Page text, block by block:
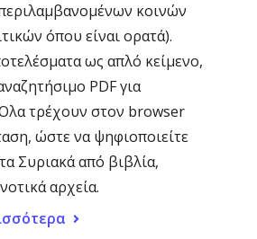
κοινών
όπου είναι ορατά).
ως απλό κείμενο,
PDF για
τρέχουν στον browser
ώστε να ψηφιοποιείτε
Συριακά από βιβλία,
αρχεία.